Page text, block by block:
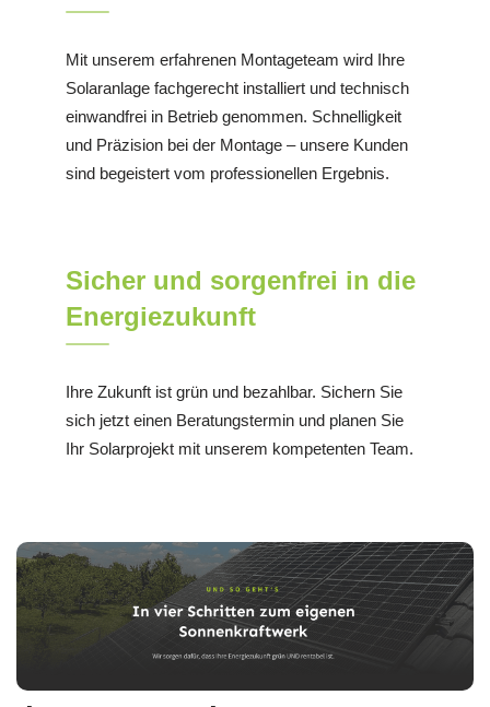
Mit unserem erfahrenen Montageteam wird Ihre
Solaranlage fachgerecht installiert und technisch
einwandfrei in Betrieb genommen. Schnelligkeit
und Präzision bei der Montage – unsere Kunden
sind begeistert vom professionellen Ergebnis.
Sicher und sorgenfrei in die
Energiezukunft
Ihre Zukunft ist grün und bezahlbar. Sichern Sie
sich jetzt einen Beratungstermin und planen Sie
Ihr Solarprojekt mit unserem kompetenten Team.